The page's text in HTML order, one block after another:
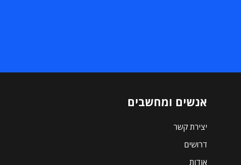
אנשים ומחשבים
יצירת קשר
דרושים
אודות